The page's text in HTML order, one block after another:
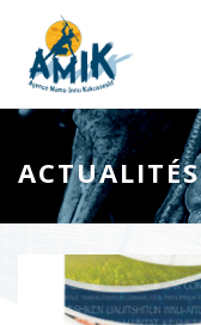
ACTUALITÉS